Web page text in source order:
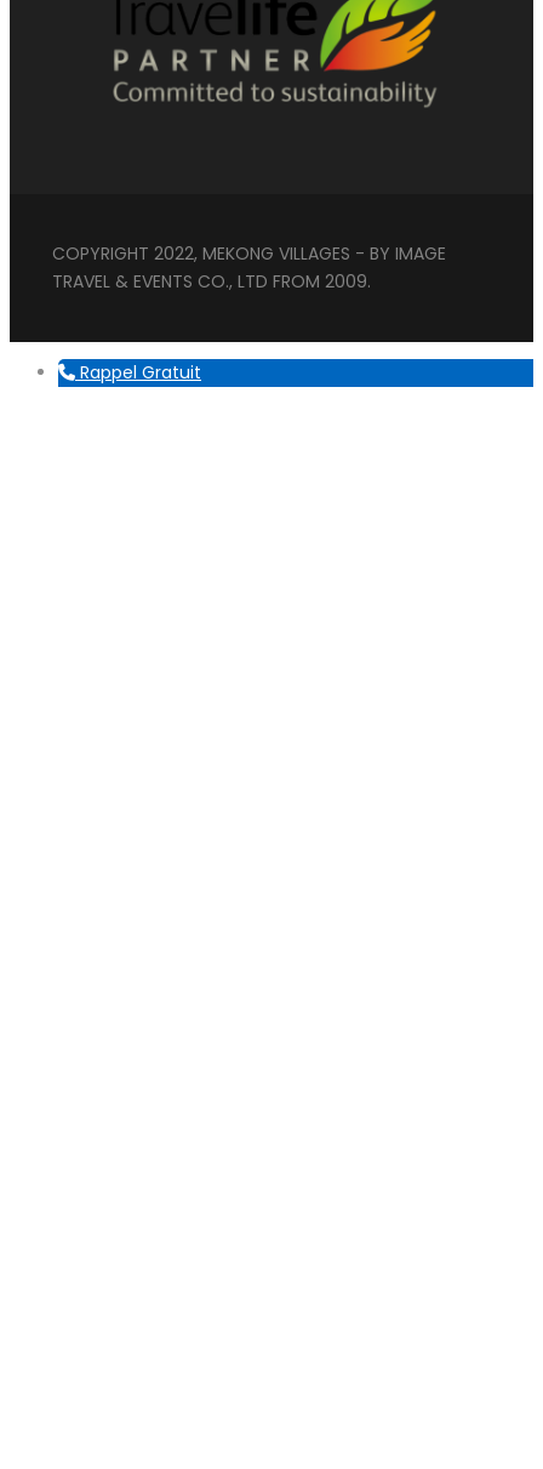
COPYRIGHT 2022, MEKONG VILLAGES - BY IMAGE
TRAVEL & EVENTS CO., LTD FROM 2009.
Rappel Gratuit